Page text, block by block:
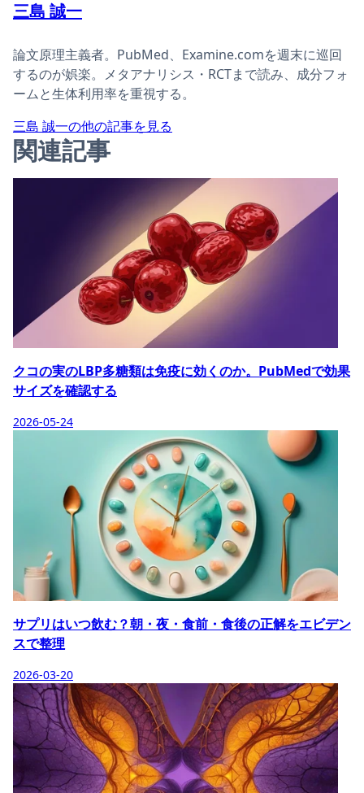
三島 誠一
論文原理主義者。PubMed、Examine.comを週末に巡回
するのが娯楽。メタアナリシス・RCTまで読み、成分フォ
ームと生体利用率を重視する。
三島 誠一の他の記事を見る
関連記事
クコの実のLBP多糖類は免疫に効くのか。PubMedで効果
サイズを確認する
2026-05-24
サプリはいつ飲む？朝・夜・食前・食後の正解をエビデン
スで整理
2026-03-20